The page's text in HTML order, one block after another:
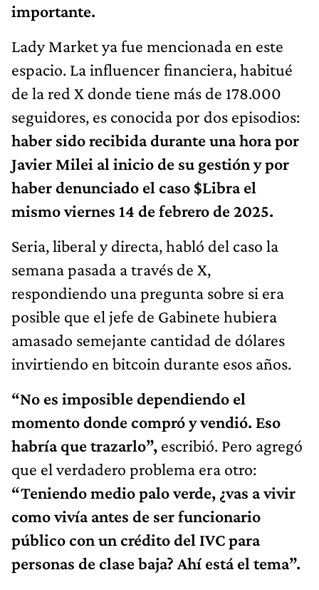
importante.
Lady Market ya fue mencionada en este
espacio. La influencer financiera, habitué
de la red X donde tiene más de 178.000
seguidores, es conocida por dos episodios:
haber sido recibida durante una hora por
Javier Milei al inicio de su gestión y por
haber denunciado el caso $Libra el
mismo viernes 14 de febrero de 2025.
Seria, liberal y directa, habló del caso la
semana pasada a través de X,
respondiendo una pregunta sobre si era
posible que el jefe de Gabinete hubiera
amasado semejante cantidad de dólares
invirtiendo en bitcoin durante esos años.
“No es imposible dependiendo el
momento donde compró y vendió. Eso
habría que trazarlo”, escribió. Pero agregó
que el verdadero problema era otro:
“Teniendo medio palo verde, ¿vas a vivir
como vivía antes de ser funcionario
público con un crédito del IVC para
personas de clase baja? Ahí está el tema”.